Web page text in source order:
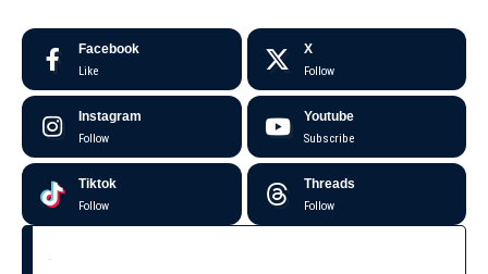
Facebook
Like
X
Follow
Instagram
Follow
Youtube
Subscribe
Tiktok
Follow
Threads
Follow